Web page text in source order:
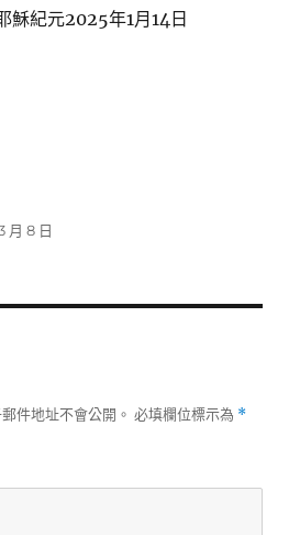
穌紀元2025年1月14日
月 8 日
件地址不會公開。 必填欄位標示為 *